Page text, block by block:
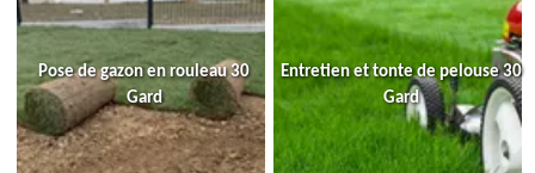
Pose de gazon en rouleau 30
Gard
Entretien et tonte de pelouse 30
Gard